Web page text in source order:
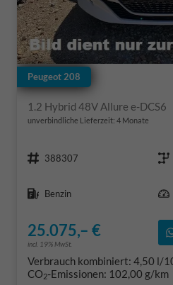
Peugeot 208
1.2 Hybrid 48V Allure e-DCS6
unverbindliche Lieferzeit: 4 Monate
388307
Benzin
25.075,– €
incl. 19% MwSt.
Verbrauch kombiniert: 4,50 l/
CO2-Emissionen: 102,00 g/km